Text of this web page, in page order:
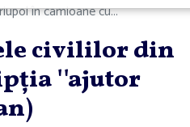
în camioane cu...
civililor din
''ajutor